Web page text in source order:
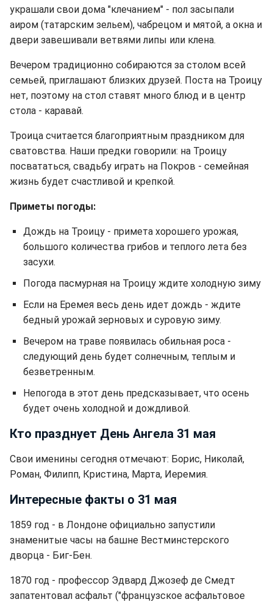
украшали свои дома "клечанием" - пол засыпали
аиром (татарским зельем), чабрецом и мятой, а окна и
двери завешивали ветвями липы или клена.
Вечером традиционно собираются за столом всей
семьей, приглашают близких друзей. Поста на Троицу
нет, поэтому на стол ставят много блюд и в центр
стола - каравай.
Троица считается благоприятным праздником для
сватовства. Наши предки говорили: на Троицу
посвататься, свадьбу играть на Покров - семейная
жизнь будет счастливой и крепкой.
Приметы погоды:
Дождь на Троицу - примета хорошего урожая,
большого количества грибов и теплого лета без
засухи.
Погода пасмурная на Троицу ждите холодную зиму
Если на Еремея весь день идет дождь - ждите
бедный урожай зерновых и суровую зиму.
Вечером на траве появилась обильная роса -
следующий день будет солнечным, теплым и
безветренным.
Непогода в этот день предсказывает, что осень
будет очень холодной и дождливой.
Кто празднует День Ангела 31 мая
Свои именины сегодня отмечают: Борис, Николай,
Роман, Филипп, Кристина, Марта, Иеремия.
Интересные факты о 31 мая
1859 год - в Лондоне официально запустили
знаменитые часы на башне Вестминстерского
дворца - Биг-Бен.
1870 год - профессор Эдвард Джозеф де Смедт
запатентовал асфальт ("французское асфальтовое